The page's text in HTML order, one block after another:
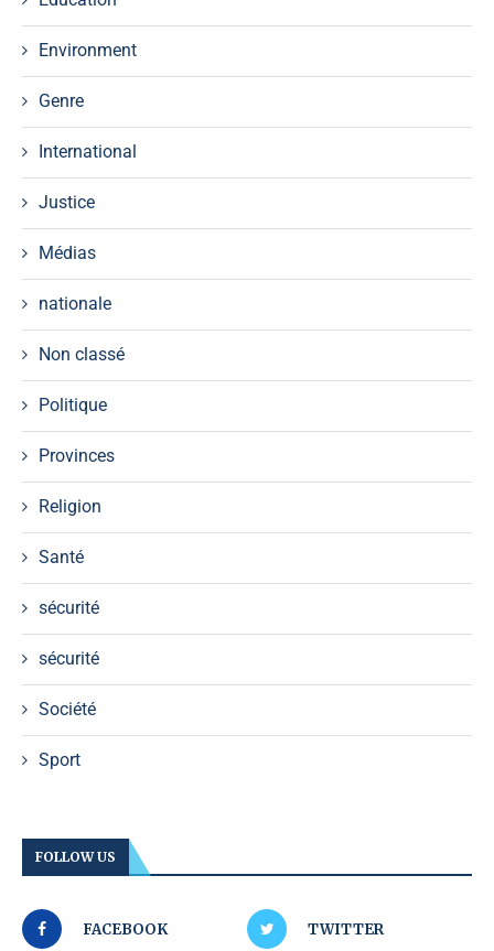
Environment
Genre
International
Justice
Médias
nationale
Non classé
Politique
Provinces
Religion
Santé
sécurité
sécurité
Société
Sport
FOLLOW US
FACEBOOK TWITTER